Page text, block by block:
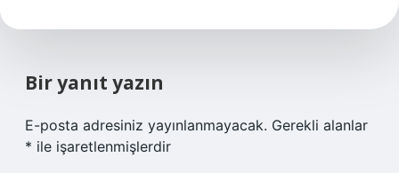
Bir yanıt yazın
E-posta adresiniz yayınlanmayacak. Gerekli alanlar
* ile işaretlenmişlerdir